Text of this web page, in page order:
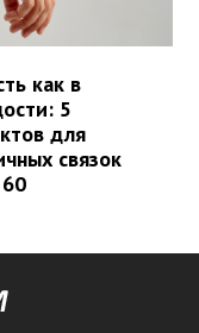
как в
5
для
связок